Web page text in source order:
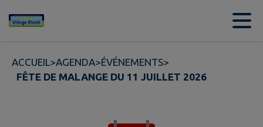
Contenu
ACCUEIL>AGENDA>ÉVÉNEMENTS>
FÊTE DE MALANGE DU 11 JUILLET 2026